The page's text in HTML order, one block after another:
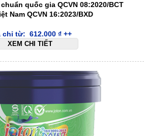
quốc gia QCVN 08:2020/BCT
Nam QCVN 16:2023/BXD
chỉ từ: 612.000 ₫++
XEM CHI TIẾT